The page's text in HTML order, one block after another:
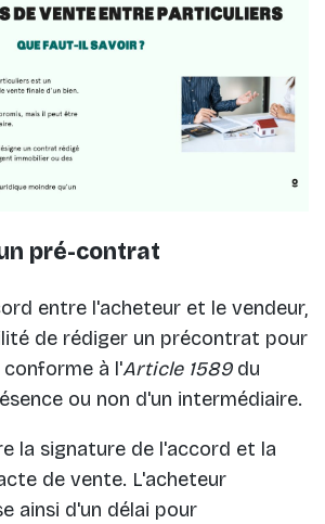
pré-contrat
entre l'acheteur et le vendeur,
de rédiger un précontrat pour
conforme à l'Article 1589du
ou non d'un intermédiaire.
la signature de l'accord et la
de vente. L'acheteur
ainsi d'un délai pour